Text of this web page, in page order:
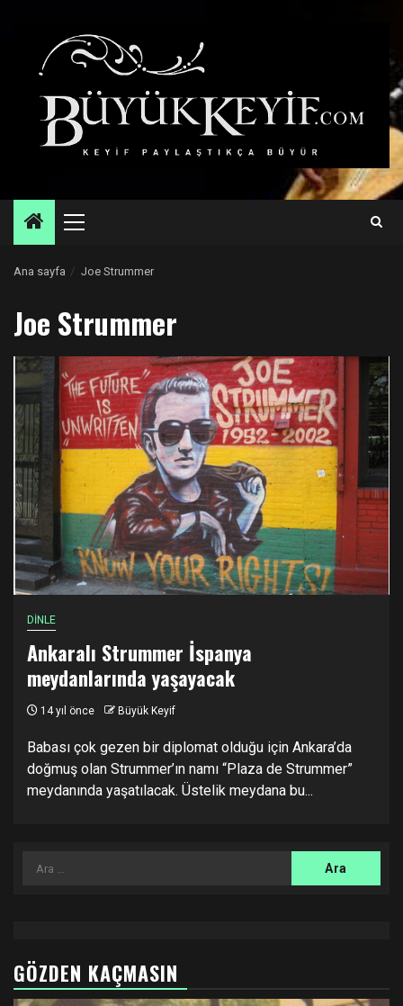
Primary
Ana sayfa Joe Strummer
Joe Strummer
DİNLE
Ankaralı Strummer İspanya
meydanlarında yaşayacak
14 yıl önce Büyük Keyif
Babası çok gezen bir diplomat olduğu için Ankara’da
doğmuş olan Strummer’ın namı “Plaza de Strummer”
meydanında yaşatılacak. Üstelik meydana bu...
Arama:
GÖZDEN KAÇMASIN